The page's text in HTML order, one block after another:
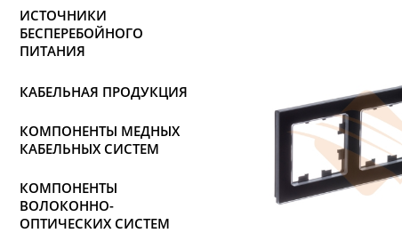
ИСТОЧНИКИ
БЕСПЕРЕБОЙНОГО
ПИТАНИЯ
КАБЕЛЬНАЯ ПРОДУКЦИЯ
КОМПОНЕНТЫ МЕДНЫХ
КАБЕЛЬНЫХ СИСТЕМ
КОМПОНЕНТЫ
ВОЛОКОННО-
ОПТИЧЕСКИХ СИСТЕМ